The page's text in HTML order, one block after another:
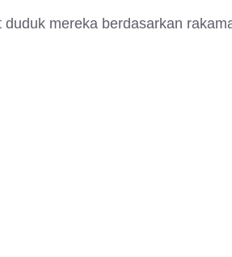
mereka berdasarkan